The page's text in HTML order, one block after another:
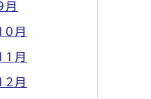
月
月
月
月